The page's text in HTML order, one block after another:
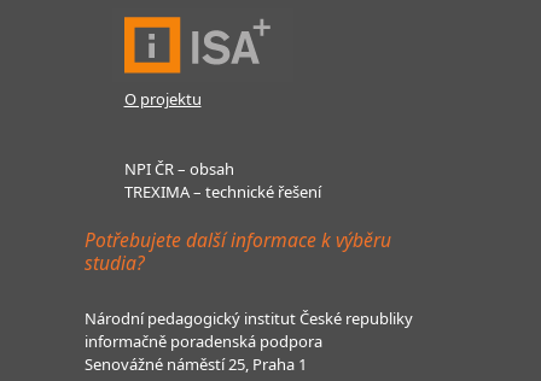
O projektu
NPI ČR – obsah
TREXIMA – technické řešení
Potřebujete další informace k výběru
studia?
Národní pedagogický institut České republiky
informačně poradenská podpora
Senovážné náměstí 25, Praha 1